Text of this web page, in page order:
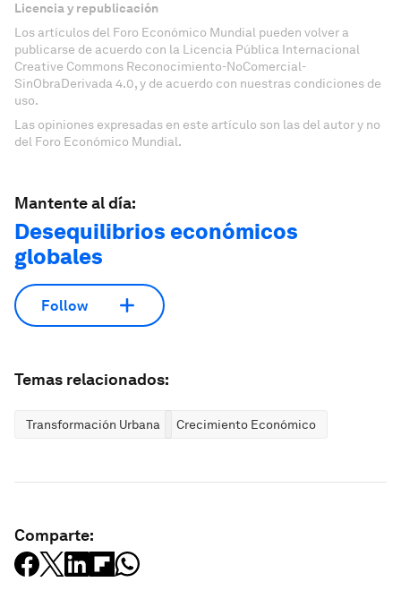
Licencia y republicación
Los artículos del Foro Económico Mundial pueden volver a
publicarse de acuerdo con la Licencia Pública Internacional
Creative Commons Reconocimiento-NoComercial-
SinObraDerivada 4.0, y de acuerdo con nuestras condiciones de
uso.
Las opiniones expresadas en este artículo son las del autor y no
del Foro Económico Mundial.
Mantente al día:
Desequilibrios económicos
globales
Follow
Temas relacionados:
Transformación Urbana Crecimiento Económico
Comparte: